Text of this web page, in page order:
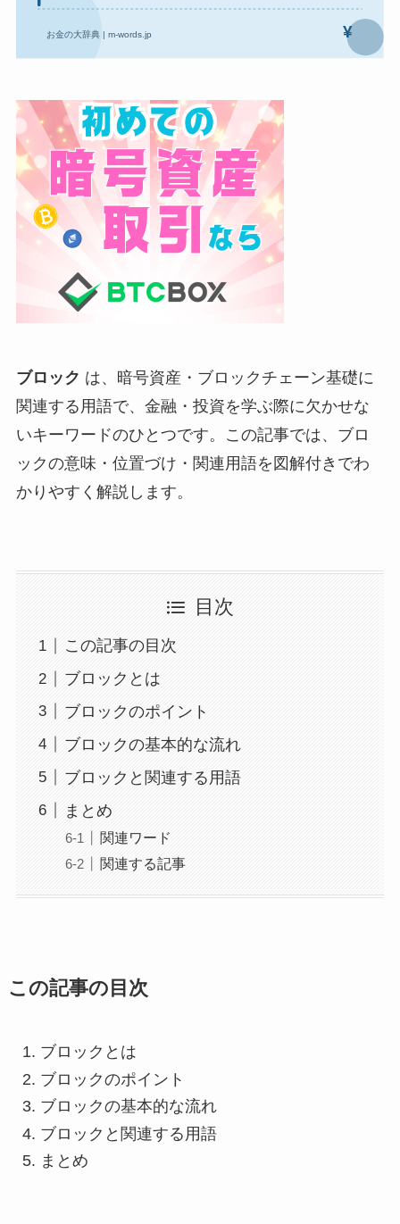
ブロック は、暗号資産・ブロックチェーン基礎に
関連する用語で、金融・投資を学ぶ際に欠かせな
いキーワードのひとつです。この記事では、ブロ
ックの意味・位置づけ・関連用語を図解付きでわ
かりやすく解説します。
目次
この記事の目次
ブロックとは
ブロックのポイント
ブロックの基本的な流れ
ブロックと関連する用語
まとめ
関連ワード
関連する記事
この記事の目次
ブロックとは
ブロックのポイント
ブロックの基本的な流れ
ブロックと関連する用語
まとめ